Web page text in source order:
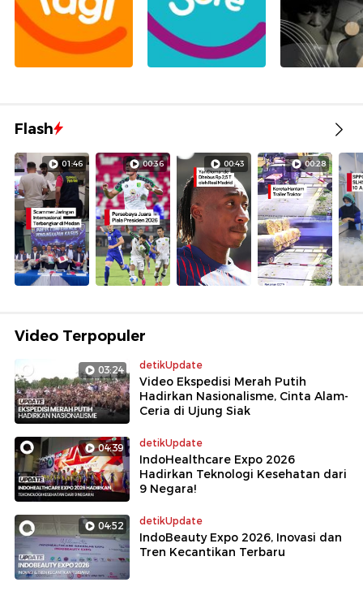
Flash
01:46 00:36 00:43 00:28
Video Terpopuler
03:24 detikUpdate
Video Ekspedisi Merah Putih
Hadirkan Nasionalisme, Cinta Alam-
Ceria di Ujung Siak
04:39 detikUpdate
IndoHealthcare Expo 2026
Hadirkan Teknologi Kesehatan dari
9 Negara!
04:52 detikUpdate
IndoBeauty Expo 2026, Inovasi dan
Tren Kecantikan Terbaru